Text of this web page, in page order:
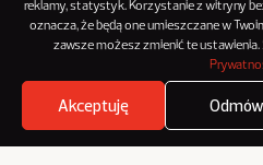
reklamy, statystyk. Korzystanie z witryny
oznacza, że będą one umieszczane w
zawsze możesz zmienić te ustawienia.
Akceptuję Odmów
Where's the beef?